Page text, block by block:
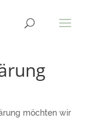
möchten wir